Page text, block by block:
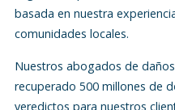
basada en nuestra
comunidades locales.
Nuestros abogados de
recuperado 500 millones de
veredictos para nuestros